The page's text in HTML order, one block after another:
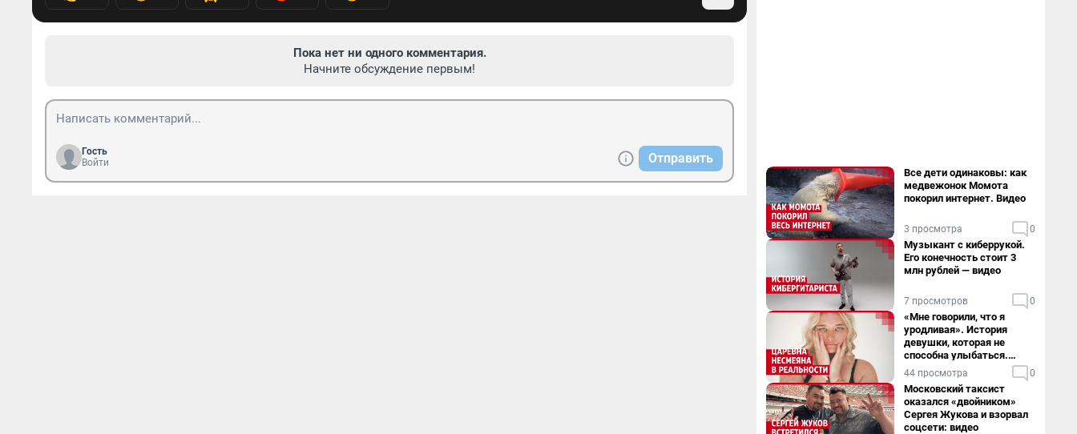
Пока нет ни одного комментария.
Начните обсуждение первым!
Гость
Войти
Отправить
Все дети одинаковы: как
медвежонок Момота
покорил интернет. Видео
3 просмотра 0
Музыкант с киберрукой.
Его конечность стоит 3
млн рублей — видео
7 просмотров 0
«Мне говорили, что я
уродливая». История
девушки, которая не
способна улыбаться.
Видео
44 просмотра 0
Московский таксист
оказался «двойником»
Сергея Жукова и взорвал
соцсети: видео